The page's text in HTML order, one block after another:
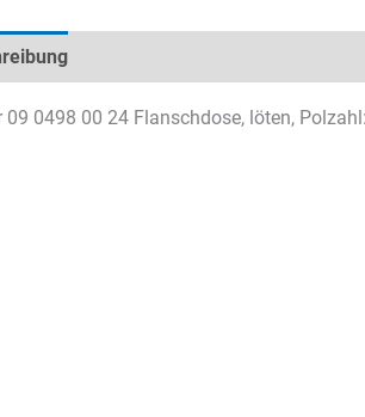
09 0498 00 24 Flanschdose, löten,